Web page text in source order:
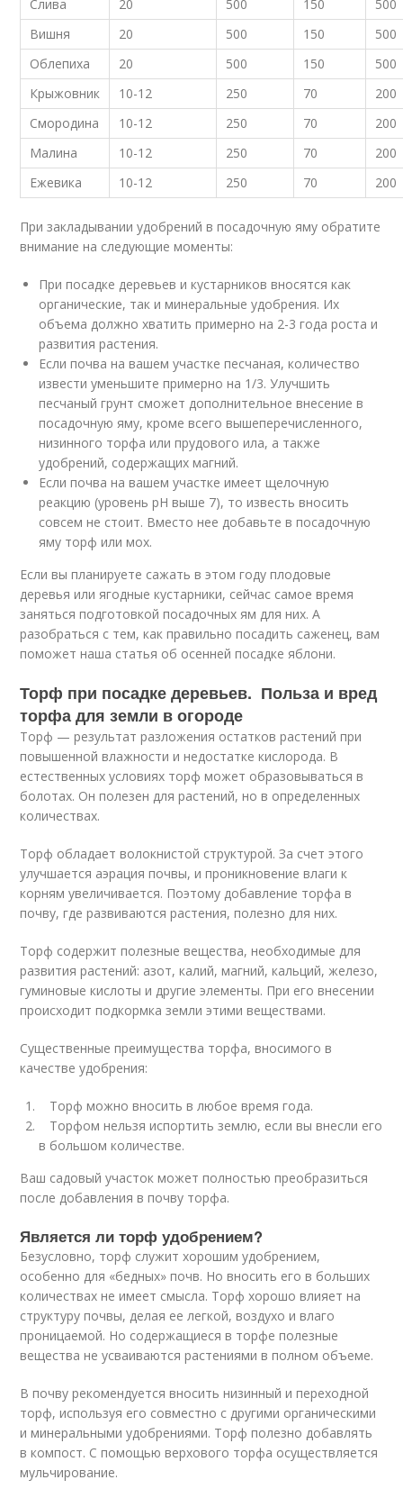
Слива 20 500 150
500
Вишня
20 500 150
500
Облепиха
20 500 150
500
Крыжовник
10-12 250 70
200
Смородина
10-12 250 70
200
Малина
10-12 250 70
200
Ежевика
10-12 250 70 200
При закладывании удобрений в посадочную яму обратите
внимание на следующие моменты:
При посадке деревьев и кустарников вносятся как
органические, так и минеральные удобрения. Их
объема должно хватить примерно на 2-3 года роста и
развития растения.
Если почва на вашем участке песчаная, количество
извести уменьшите примерно на 1/3. Улучшить
песчаный грунт сможет дополнительное внесение в
посадочную яму, кроме всего вышеперечисленного,
низинного торфа или прудового ила, а также
удобрений, содержащих магний.
Если почва на вашем участке имеет щелочную
реакцию (уровень pH выше 7), то известь вносить
совсем не стоит. Вместо нее добавьте в посадочную
яму торф или мох.
Если вы планируете сажать в этом году плодовые
деревья или ягодные кустарники, сейчас самое время
заняться подготовкой посадочных ям для них. А
разобраться с тем, как правильно посадить саженец, вам
поможет наша статья об осенней посадке яблони.
Торф при посадке деревьев. Польза и вред
торфа для земли в огороде
Торф — результат разложения остатков растений при
повышенной влажности и недостатке кислорода. В
естественных условиях торф может образовываться в
болотах. Он полезен для растений, но в определенных
количествах.
Торф обладает волокнистой структурой. За счет этого
улучшается аэрация почвы, и проникновение влаги к
корням увеличивается. Поэтому добавление торфа в
почву, где развиваются растения, полезно для них.
Торф содержит полезные вещества, необходимые для
развития растений: азот, калий, магний, кальций, железо,
гуминовые кислоты и другие элементы. При его внесении
происходит подкормка земли этими веществами.
Существенные преимущества торфа, вносимого в
качестве удобрения:
Торф можно вносить в любое время года.
Торфом нельзя испортить землю, если вы внесли его
в большом количестве.
Ваш садовый участок может полностью преобразиться
после добавления в почву торфа.
Является ли торф удобрением?
Безусловно, торф служит хорошим удобрением,
особенно для «бедных» почв. Но вносить его в больших
количествах не имеет смысла. Торф хорошо влияет на
структуру почвы, делая ее легкой, воздухо и влаго
проницаемой. Но содержащиеся в торфе полезные
вещества не усваиваются растениями в полном объеме.
В почву рекомендуется вносить низинный и переходной
торф, используя его совместно с другими органическими
и минеральными удобрениями. Торф полезно добавлять
в компост. С помощью верхового торфа осуществляется
мульчирование.